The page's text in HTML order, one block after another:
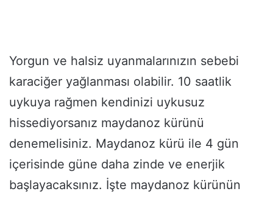
Yorgun ve halsiz uyanmalarınızın sebebi
karaciğer yağlanması olabilir. 10 saatlik
uykuya rağmen kendinizi uykusuz
hissediyorsanız maydanoz kürünü
denemelisiniz. Maydanoz kürü ile 4 gün
içerisinde güne daha zinde ve enerjik
başlayacaksınız. İşte maydanoz kürünün